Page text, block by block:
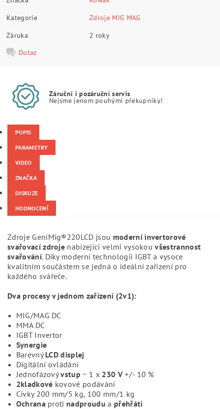
Kategorie
Zdroje MIG MAG
Záruka
2 roky
Dotaz
Záruční i pozáruční servis
Nejsme jenom pouhými překupníky!
POPIS
PARAMETRY
VIDEO
ZNAČKA
DISKUZE
HODNOCENÍ
Zdroje GeniMig®220LCD jsou moderní invertorové
svařovací zdroje nabízející velmi vysokouvšestrannost
svařování. Díky moderní technologii IGBT a vysoce
kvalitním součástem se jedná o ideální zařízení pro
každého svářeče.
Dva procesy v jednom zařízení (2v1):
MIG/MAG DC
MMA DC
IGBT Invertor
Synergie
BarevnýLCD displej
Digitální ovládání
Jednofázovývstup ~ 1 x 230 V+/- 10 %
2kladkové kovové podávání
Cívky 200 mm/5 kg, 100 mm/1 kg
Ochranaproti nadproudu a přehřátí